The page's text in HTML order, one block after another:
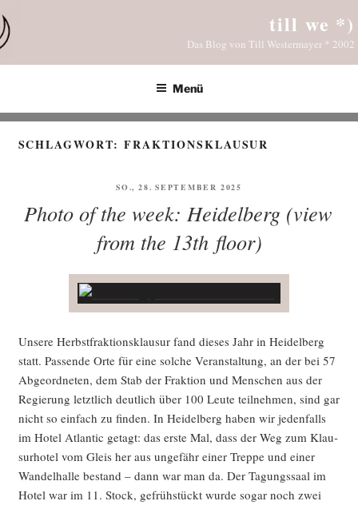
Inhalt
springen
till we *)
Das Blog von Till Westermayer * 2002
Menü
SCHLAGWORT:FRAKTIONSKLAUSUR
VERÖFFENTLICHT
SO., 28. SEPTEMBER 2025
Photo of the week: Heidelberg (view
from the 13th floor)
Unse­re Herbst­frak­ti­ons­klau­sur fand die­ses Jahr in Hei­del­berg
statt. Pas­sen­de Orte für eine sol­che Ver­an­stal­tung, an der bei 57
Abge­ord­ne­ten, dem Stab der Frak­ti­on und Men­schen aus der
Regie­rung letzt­lich deut­lich über 100 Leu­te teil­neh­men, sind gar
nicht so ein­fach zu fin­den. In Hei­del­berg haben wir jeden­falls
im Hotel Atlan­tic getagt: das ers­te Mal, dass der Weg zum Klau­
sur­ho­tel vom Gleis her aus unge­fähr einer Trep­pe und einer
Wan­del­hal­le bestand – dann war man da. Der Tagungs­saal im
Hotel war im 11. Stock, gefrüh­stückt wur­de sogar noch zwei